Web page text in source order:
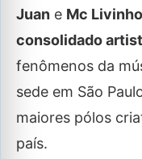
Juan e Mc
consolidado
fenômenos da
sede em São
maiores pólos
país.